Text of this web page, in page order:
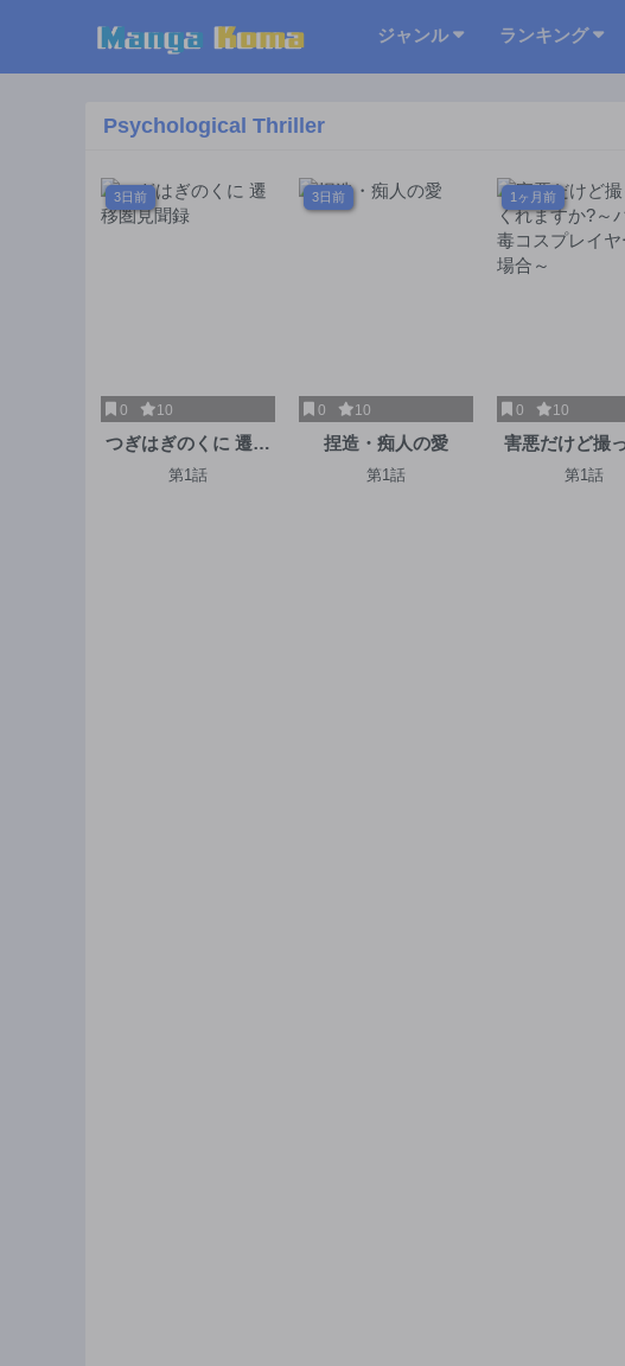
ジャンル ランキング
Psychological Thriller
3日前
0 10
つぎはぎのくに 遷移
圏見聞録
第1話
3日前
0 10
捏造・痴人の愛
第1話
1ヶ月前
0 10
害悪だけど撮
れますか?～バ
第1話